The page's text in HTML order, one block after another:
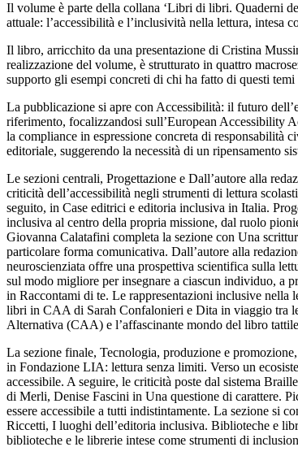
Il volume è parte della collana ‘Libri di libri. Quaderni
attuale: l’accessibilità e l’inclusività nella lettura, intesa
Il libro, arricchito da una presentazione di Cristina
realizzazione del volume, è strutturato in quattro
supporto gli esempi concreti di chi ha fatto di questi
La pubblicazione si apre conAccessibilità: il futuro
riferimento, focalizzandosi sull’European Accessibility
la compliance in espressione concreta di responsabilità
editoriale, suggerendo la necessità di un ripensamento
Le sezioni centrali, Progettazione e Dall’autore alla
criticità dell’accessibilità negli strumenti di lettura
seguito, in Case editrici e editoria inclusiva in Italia.
inclusiva al centro della propria missione, dal ruolo
Giovanna Calatafini completa la sezione con Una
particolare forma comunicativa. Dall’autore alla
neuroscienziata offre una prospettiva scientifica sulla
sul modo migliore per insegnare a ciascun individuo, a
in Raccontami di te. Le rappresentazioni inclusive nella
libri in CAA di Sarah Confalonieri e Dita in viaggio tra
Alternativa (CAA) e l’affascinante mondo del libro
La sezione finale, Tecnologia, produzione e promozione
in Fondazione LIA: lettura senza limiti. Verso un
accessibile. A seguire, le criticità poste dal sistema
di Merli, Denise Fascini in Una questione di carattere.
essere accessibile a tutti indistintamente. La sezione si
Riccetti, I luoghi dell’editoria inclusiva. Biblioteche e
biblioteche e le librerie intese come strumenti di